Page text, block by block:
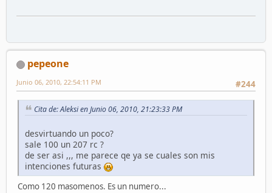
pepeone
#244
Junio 06, 2010, 22:54:11 PM
Cita de: Aleksi en Junio 06, 2010, 21:23:33 PM
desvirtuando un poco?
sale 100 un 207 rc ?
de ser asi ,,, me parece qe ya se cuales son mis
intenciones futuras
Como 120 masomenos. Es un numero...